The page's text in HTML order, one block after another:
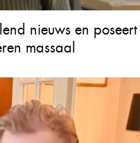
nieuws en poseert
massaal